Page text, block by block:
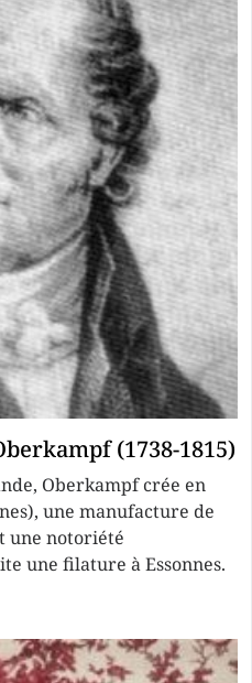
(1738-1815)
Oberkampf crée en
une manufacture de
une notoriété
une filature à Essonnes.